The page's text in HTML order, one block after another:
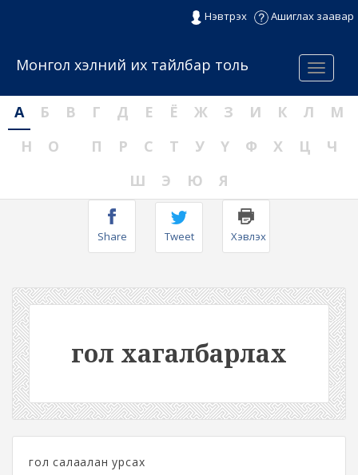
Нэвтрэх Ашиглах заавар
Menu
Монгол хэлний их тайлбар толь
А Б В Г Д Е Ё Ж З И К Л
М
Н
О П Р С Т У Ү Ф Х Ц
Ч
Ш
Э Ю Я
Share Tweet Хэвлэх
гол хагалбарлах
гол салаалан урсах